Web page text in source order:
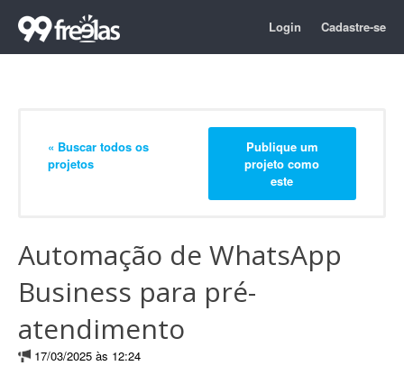
Login Cadastre-se
« Buscar todos os
projetos
Publique um
projeto como
este
Automação de WhatsApp
Business para pré-
atendimento
17/03/2025 às 12:24